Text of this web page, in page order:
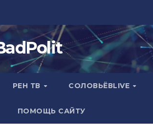
РЕН ТВ СОЛОВЬЁВLIVE
ПОМОЩЬ САЙТУ